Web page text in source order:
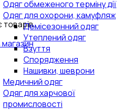
Одяг обмеженого терміну дії
Одяг для охорони, камуфляж
Демісезонний одяг
Утеплений одяг
Взуття
Спорядження
Нашивки, шеврони
Медичний одяг
Одяг для харчової
промисловості